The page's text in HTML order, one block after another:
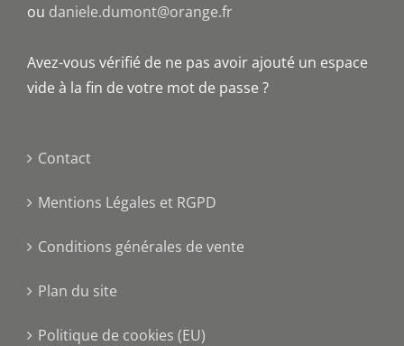
ou daniele.dumont@orange.fr
Avez-vous vérifié de ne pas avoir ajouté un espace
vide à la fin de votre mot de passe ?
Contact
Mentions Légales et RGPD
Conditions générales de vente
Plan du site
Politique de cookies (EU)